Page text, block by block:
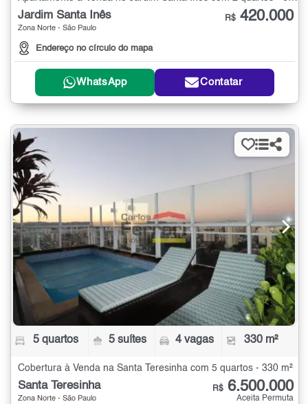
Jardim Santa Inês
Zona Norte - São Paulo
Endereço no círculo do mapa
R$ 420.000
WhatsApp Contatar
5 quartos 5 suítes 4 vagas 330 m²
Cobertura à Venda na Santa Teresinha com 5 quartos - 330 m²
Santa Teresinha
Zona Norte - São Paulo
R$ 6.500.000
Aceita Permuta